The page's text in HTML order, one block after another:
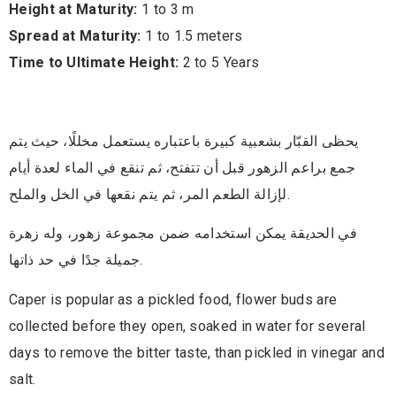
Height at Maturity: 1 to 3 m
Spread at Maturity: 1 to 1.5 meters
Time to Ultimate Height: 2 to 5 Years
يحظى القبّار بشعبية كبيرة باعتباره يستعمل مخللًا، حيث يتم
جمع براعم الزهور قبل أن تتفتح، ثم تنقع في الماء لعدة أيام
لإزالة الطعم المر، ثم يتم نقعها في الخل والملح.
في الحديقة يمكن استخدامه ضمن مجموعة زهور، وله زهرة
جميلة جدًا في حد ذاتها.
Caper is popular as a pickled food, flower buds are
collected before they open, soaked in water for several
days to remove the bitter taste, than pickled in vinegar and
salt.